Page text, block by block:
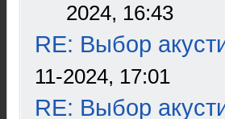
2024, 16:43
RE: Выбор
11-2024, 17:01
RE: Выбор